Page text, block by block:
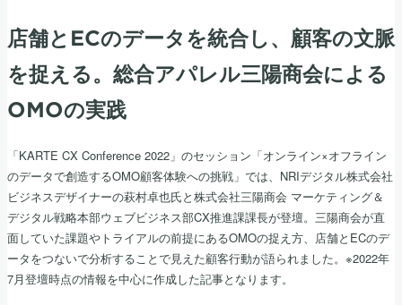
店舗とECのデータを統合し、顧客の文脈
を捉える。総合アパレル三陽商会による
OMOの実践
「KARTE CX Conference 2022」のセッション「オンライン×オフライン
のデータで創造するOMO顧客体験への挑戦」では、NRIデジタル株式会社
ビジネスデザイナーの萩村卓也氏と株式会社三陽商会 マーケティング＆
デジタル戦略本部ウェブビジネス部CX推進課課長が登壇。三陽商会が直
面していた課題やトライアルの前提にあるOMOの捉え方、店舗とECのデ
ータをつないで分析することで見えた顧客行動が語られました。※2022年
7月登壇時点の情報を中心に作成した記事となります。